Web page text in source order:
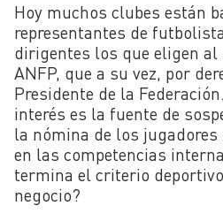
Hoy muchos clubes están
representantes de
dirigentes los que eligen al
ANFP, que a su vez, por
Presidente de la
interés es la fuente de
la nómina de los jugadores
en las competencias
termina el criterio
negocio?